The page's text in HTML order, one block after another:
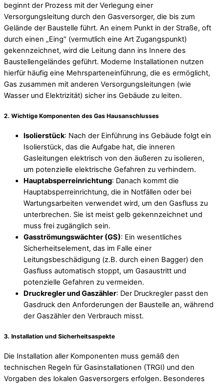
beginnt der Prozess mit der Verlegung einer
Versorgungsleitung durch den Gasversorger, die bis zum
Gelände der Baustelle führt. An einem Punkt in der Straße, oft
durch einen „Eing“ (vermutlich eine Art Zugangspunkt)
gekennzeichnet, wird die Leitung dann ins Innere des
Baustellengeländes geführt. Moderne Installationen nutzen
hierfür häufig eine Mehrsparteneinführung, die es ermöglicht,
Gas zusammen mit anderen Versorgungsleitungen (wie
Wasser und Elektrizität) sicher ins Gebäude zu leiten.
2. Wichtige Komponenten des Gas Hausanschlusses
Isolierstück: Nach der Einführung ins Gebäude folgt ein
Isolierstück, das die Aufgabe hat, die inneren
Gasleitungen elektrisch von den äußeren zu isolieren,
um potenzielle elektrische Gefahren zu verhindern.
Hauptabsperreinrichtung: Danach kommt die
Hauptabsperreinrichtung, die in Notfällen oder bei
Wartungsarbeiten verwendet wird, um den Gasfluss zu
unterbrechen. Sie ist meist gelb gekennzeichnet und
muss frei zugänglich sein.
Gasströmungswächter (GS): Ein wesentliches
Sicherheitselement, das im Falle einer
Leitungsbeschädigung (z.B. durch einen Bagger) den
Gasfluss automatisch stoppt, um Gasaustritt und
potenzielle Gefahren zu vermeiden.
Druckregler und Gaszähler: Der Druckregler passt den
Gasdruck den Anforderungen der Baustelle an, während
der Gaszähler den Verbrauch misst.
3. Installation und Sicherheitsaspekte
Die Installation aller Komponenten muss gemäß den
technischen Regeln für Gasinstallationen (TRGI) und den
Vorgaben des lokalen Gasversorgers erfolgen. Besonderes